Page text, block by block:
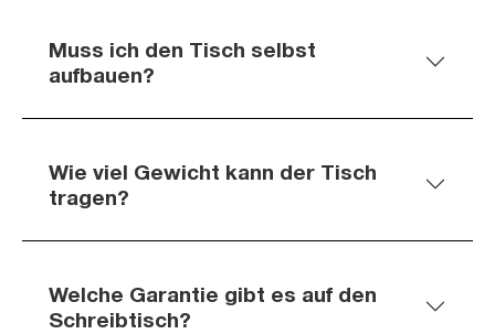
Muss ich den Tisch selbst
aufbauen?
Wie viel Gewicht kann der Tisch
tragen?
Welche Garantie gibt es auf den
Schreibtisch?